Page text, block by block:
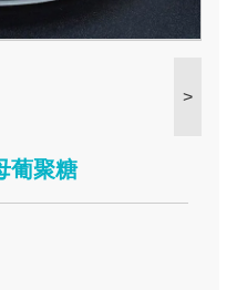
>
葡聚糖